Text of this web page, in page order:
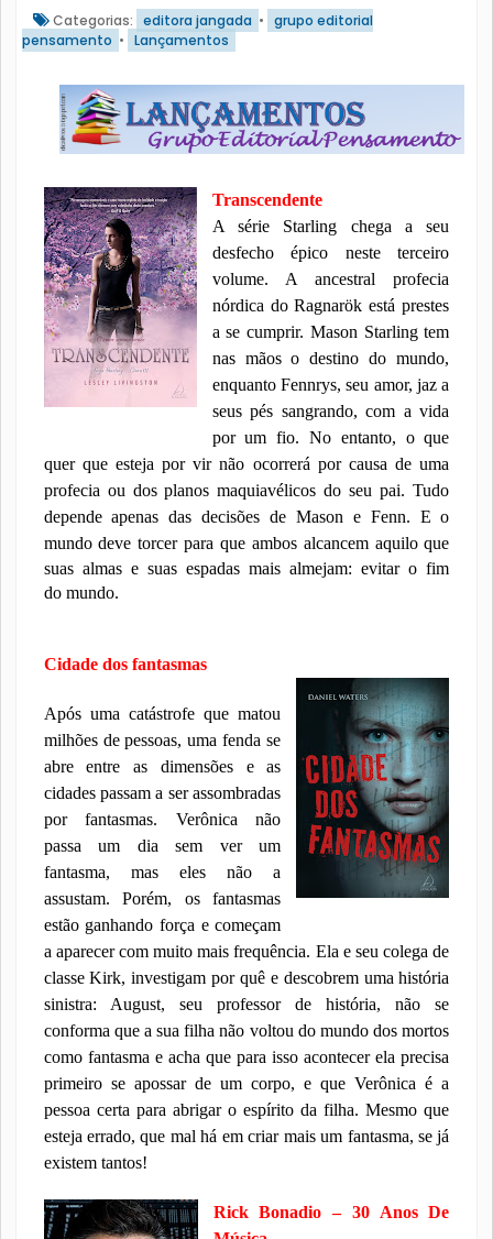
Categorias: editora jangada • grupo editorial
pensamento • Lançamentos
Transcendente
A série Starling chega a seu
desfecho épico neste terceiro
volume. A ancestral profecia
nórdica do Ragnarök está prestes
a se cumprir. Mason Starling tem
nas mãos o destino do mundo,
enquanto Fennrys, seu amor, jaz a
seus pés sangrando, com a vida
por um fio. No entanto, o que
quer que esteja por vir não ocorrerá por causa de uma
profecia ou dos planos maquiavélicos do seu pai. Tudo
depende apenas das decisões de Mason e Fenn. E o
mundo deve torcer para que ambos alcancem aquilo que
suas almas e suas espadas mais almejam: evitar o fim
do mundo.
Cidade dos fantasmas
Após uma catástrofe que matou
milhões de pessoas, uma fenda se
abre entre as dimensões e as
cidades passam a ser assombradas
por fantasmas. Verônica não
passa um dia sem ver um
fantasma, mas eles não a
assustam. Porém, os fantasmas
estão ganhando força e começam
a aparecer com muito mais frequência. Ela e seu colega de
classe Kirk, investigam por quê e descobrem uma história
sinistra: August, seu professor de história, não se
conforma que a sua filha não voltou do mundo dos mortos
como fantasma e acha que para isso acontecer ela precisa
primeiro se apossar de um corpo, e que Verônica é a
pessoa certa para abrigar o espírito da filha. Mesmo que
esteja errado, que mal há em criar mais um fantasma, se já
existem tantos!
Rick Bonadio – 30 Anos De